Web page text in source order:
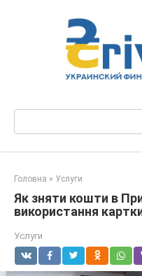
Пошук:
Головна » Услуги
Як зняти кошти в
використання
Услуги